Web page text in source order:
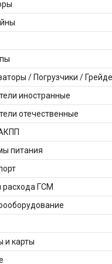
/ Погрузчики /
иностранные
отечественные
питания
расхода ГСМ
и карты